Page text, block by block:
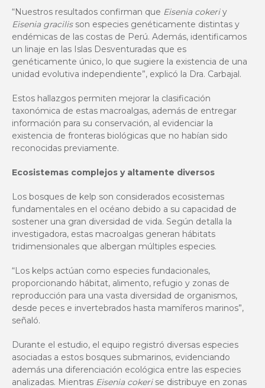
“Nuestros resultados confirman que Eisenia cokeriy
Eisenia gracilisson especies genéticamente distintas y
endémicas de las costas de Perú. Además, identificamos
un linaje en las Islas Desventuradas que es
genéticamente único, lo que sugiere la existencia de una
unidad evolutiva independiente”, explicó la Dra. Carbajal.
Estos hallazgos permiten mejorar la clasificación
taxonómica de estas macroalgas, además de entregar
información para su conservación, al evidenciar la
existencia de fronteras biológicas que no habían sido
reconocidas previamente.
Ecosistemas complejos y altamente diversos
Los bosques de kelp son considerados ecosistemas
fundamentales en el océano debido a su capacidad de
sostener una gran diversidad de vida. Según detalla la
investigadora, estas macroalgas generan hábitats
tridimensionales que albergan múltiples especies.
“Los kelps actúan como especies fundacionales,
proporcionando hábitat, alimento, refugio y zonas de
reproducción para una vasta diversidad de organismos,
desde peces e invertebrados hasta mamíferos marinos”,
señaló.
Durante el estudio, el equipo registró diversas especies
asociadas a estos bosques submarinos, evidenciando
además una diferenciación ecológica entre las especies
analizadas. Mientras Eisenia cokerise distribuye en zonas